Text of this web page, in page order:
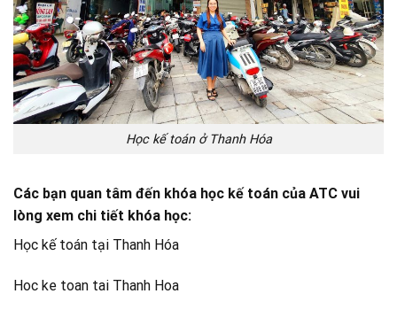
Học kế toán ở Thanh Hóa
Các bạn quan tâm đến khóa học kế toán của ATC vui
lòng xem chi tiết khóa học:
Học kế toán tại Thanh Hóa
Hoc ke toan tai Thanh Hoa